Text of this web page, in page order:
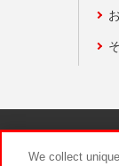
We collect